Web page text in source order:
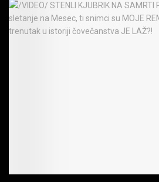
Black Sabbath for all us?!